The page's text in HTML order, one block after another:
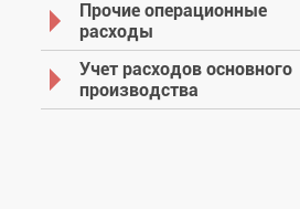
Прочие операционные
расходы
Учет расходов основного
производства